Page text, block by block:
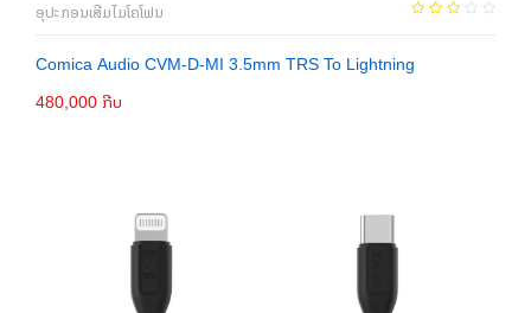
ອຸປະກອນເສີມໄມໂຄໂຟນ
Comica Audio CVM-D-MI 3.5mm TRS To Lightning
480,000 ກີບ
ເພີ່ມເຂົ້າກະຕ່າ